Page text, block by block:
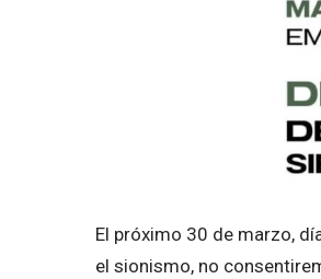
El próximo 30 de marzo,
el sionismo, no